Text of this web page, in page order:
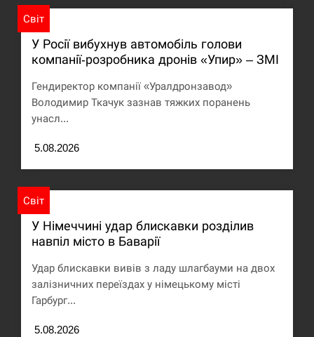
Світ
У Росії вибухнув автомобіль голови
компанії-розробника дронів «Упир» – ЗМІ
Гендиректор компанії «Уралдронзавод»
Володимир Ткачук зазнав тяжких поранень
унасл...
5.08.2026
Світ
У Німеччині удар блискавки розділив
навпіл місто в Баварії
Удар блискавки вивів з ладу шлагбауми на двох
залізничних переїздах у німецькому місті
Гарбург...
5.08.2026